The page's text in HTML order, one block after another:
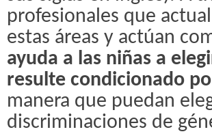
profesionales que
estas áreas y actúan
ayuda a las niñas a
resulte condicionado
manera que puedan
discriminaciones de